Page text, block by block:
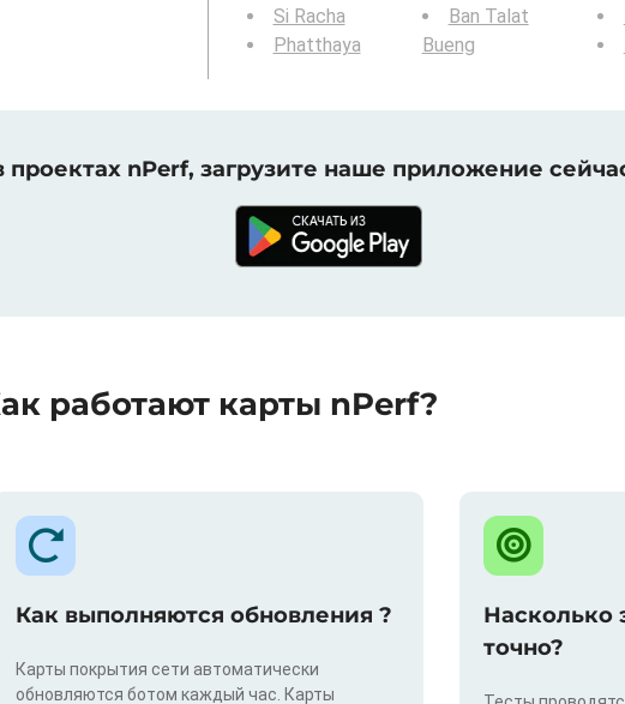
Si Racha
Phatthaya
Ban Talat
Bueng
nPerf, загрузите наше приложение
работают карты nPerf?
Как выполняются обновления ?
Карты покрытия сети автоматически
обновляются ботом каждый час. Карты
Насколько
точно?